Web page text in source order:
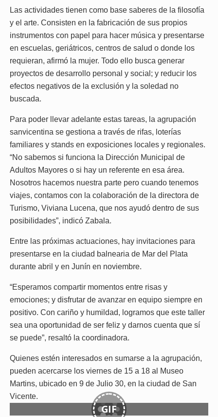
Las actividades tienen como base saberes de la filosofía
y el arte. Consisten en la fabricación de sus propios
instrumentos con papel para hacer música y presentarse
en escuelas, geriátricos, centros de salud o donde los
requieran, afirmó la mujer. Todo ello busca generar
proyectos de desarrollo personal y social; y reducir los
efectos negativos de la exclusión y la soledad no
buscada.
Para poder llevar adelante estas tareas, la agrupación
sanvicentina se gestiona a través de rifas, loterías
familiares y stands en exposiciones locales y regionales.
“No sabemos si funciona la Dirección Municipal de
Adultos Mayores o si hay un referente en esa área.
Nosotros hacemos nuestra parte pero cuando tenemos
viajes, contamos con la colaboración de la directora de
Turismo, Viviana Lucena, que nos ayudó dentro de sus
posibilidades”, indicó Zabala.
Entre las próximas actuaciones, hay invitaciones para
presentarse en la ciudad balnearia de Mar del Plata
durante abril y en Junín en noviembre.
“Esperamos compartir momentos entre risas y
emociones; y disfrutar de avanzar en equipo siempre en
positivo. Con cariño y humildad, logramos que este taller
sea una oportunidad de ser feliz y darnos cuenta que sí
se puede”, resaltó la coordinadora.
Quienes estén interesados en sumarse a la agrupación,
pueden acercarse los viernes de 15 a 18 al Museo
Martins, ubicado en 9 de Julio 30, en la ciudad de San
Vicente.
GIF